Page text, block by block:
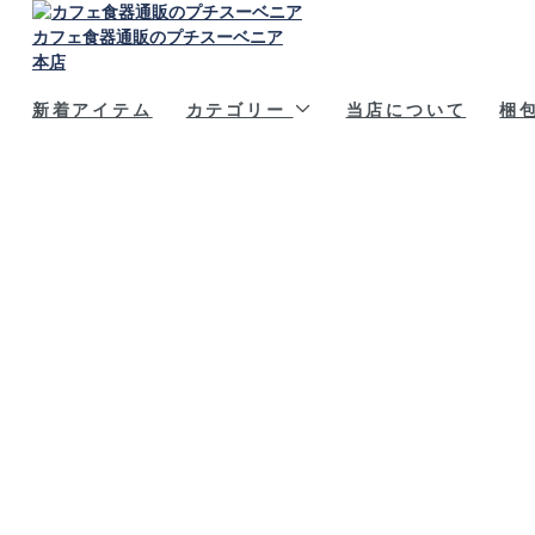
カフェ食器通販のプチスーベニア
本店
新着アイテム カテゴリー 当店について 梱